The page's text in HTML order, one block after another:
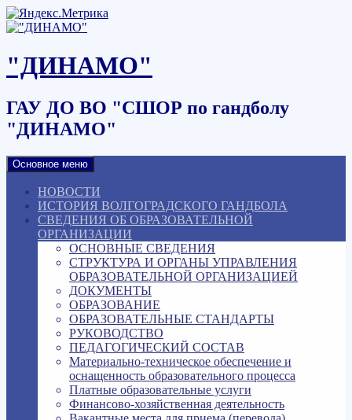
Наверх
"ДИНАМО"
ГАУ ДО ВО "СШОР по гандболу
"ДИНАМО"
Основное меню
НОВОСТИ
ИСТОРИЯ ВОЛГОГРАДСКОГО ГАНДБОЛА
СВЕДЕНИЯ ОБ ОБРАЗОВАТЕЛЬНОЙ
ОРГАНИЗАЦИИ
ОСНОВНЫЕ СВЕДЕНИЯ
СТРУКТУРА И ОРГАНЫ УПРАВЛЕНИЯ
ОБРАЗОВАТЕЛЬНОЙ ОРГАНИЗАЦИЕЙ
ДОКУМЕНТЫ
ОБРАЗОВАНИЕ
ОБРАЗОВАТЕЛЬНЫЕ СТАНДАРТЫ
РУКОВОДСТВО
ПЕДАГОГИЧЕСКИЙ СОСТАВ
Материально-техническое обеспечение и
оснащенность образовательного процесса
Платные образовательные услуги
Финансово-хозяйственная деятельность